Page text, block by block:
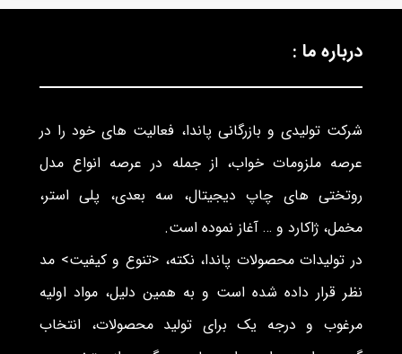
درباره ما :
شرکت تولیدی و بازرگانی پاندا، فعالیت های خود را در
عرصه ملزومات خواب، از جمله در عرصه انواع مدل
روتختی های چاپ دیجیتال، سه بعدی، پلی استر،
مخمل، ژاکارد و … آغاز نموده است.
در تولیدات محصولات پاندا، نکته، <تنوع و کیفیت> مد
نظر قرار داده شده است و به همین دلیل، مواد اولیه
مرغوب و درجه یک برای تولید محصولات، انتخاب